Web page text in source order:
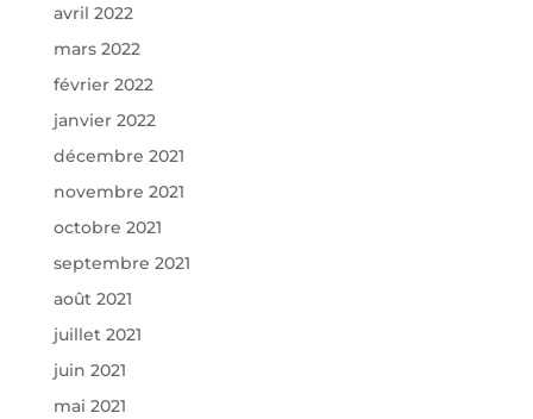
avril 2022
mars 2022
février 2022
janvier 2022
décembre 2021
novembre 2021
octobre 2021
septembre 2021
août 2021
juillet 2021
juin 2021
mai 2021